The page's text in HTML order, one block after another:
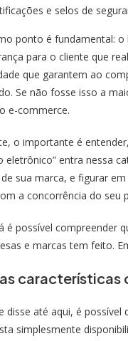
e selos de
ponto é fundamental:
para o cliente que
que garantem ao
Se não fosse isso a
e-commerce.
o importante é
eletrônico” entra nessa
sua marca, e figurar
a concorrência do seu
é possível compreender
e marcas tem feito.
características
disse até aqui, é
simplesmente